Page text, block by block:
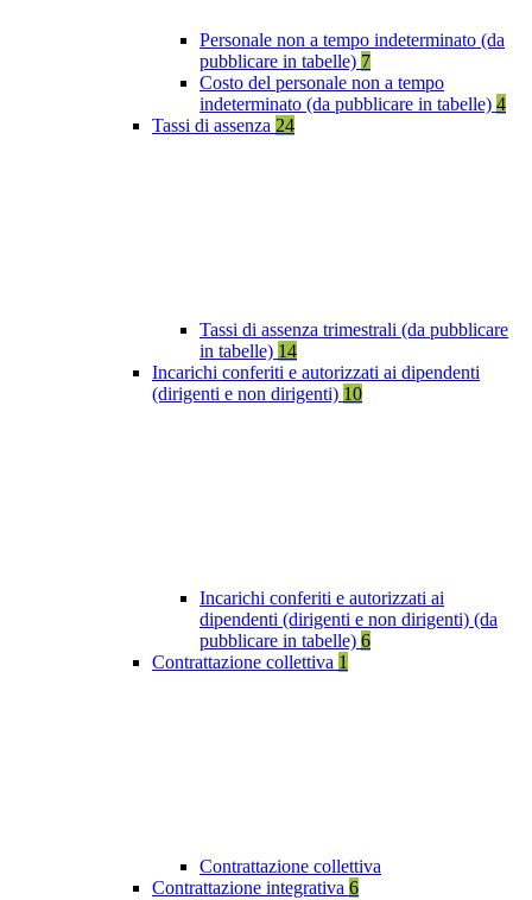
Personale non a tempo indeterminato (da
pubblicare in tabelle) 7
Costo del personale non a tempo
indeterminato (da pubblicare in tabelle) 4
Tassi di assenza 24
Tassi di assenza trimestrali (da pubblicare
in tabelle) 14
Incarichi conferiti e autorizzati ai dipendenti
(dirigenti e non dirigenti) 10
Incarichi conferiti e autorizzati ai
dipendenti (dirigenti e non dirigenti) (da
pubblicare in tabelle) 6
Contrattazione collettiva 1
Contrattazione collettiva
Contrattazione integrativa 6